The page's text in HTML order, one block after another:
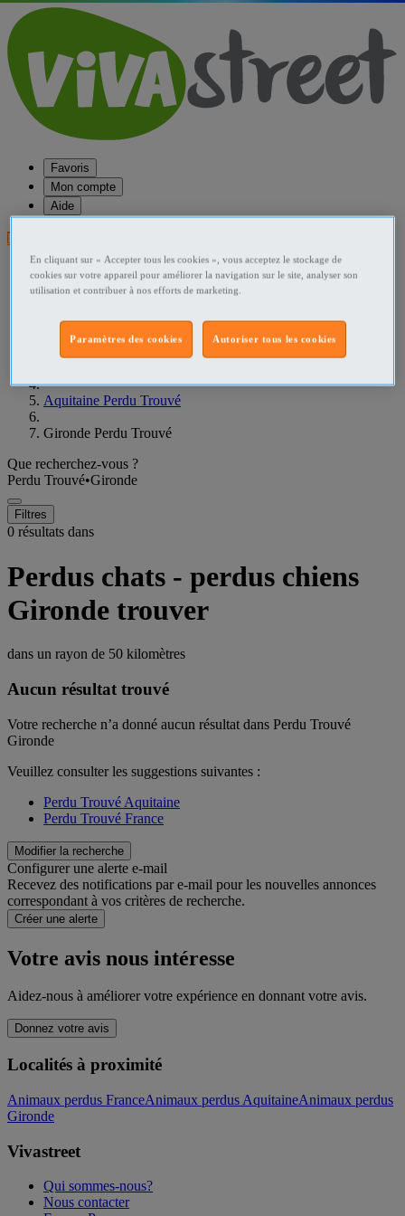
Favoris
Mon compte
Aide
Publier une annonce
Favoris
Publier une annonce
Accueil
Aquitaine Perdu Trouvé
Gironde Perdu Trouvé
Que recherchez-vous ?
Perdu Trouvé•Gironde
Filtres
0 résultats dans
Perdus chats - perdus chiens
Gironde trouver
dans un rayon de 50 kilomètres
Aucun résultat trouvé
Votre recherche n’a donné aucun résultat dans Perdu Trouvé
Gironde
Veuillez consulter les suggestions suivantes :
Perdu Trouvé Aquitaine
Perdu Trouvé France
Modifier la recherche
Configurer une alerte e-mail
Recevez des notifications par e-mail pour les nouvelles annonces
correspondant à vos critères de recherche.
Créer une alerte
Votre avis nous intéresse
Aidez-nous à améliorer votre expérience en donnant votre avis.
Donnez votre avis
Localités à proximité
Animaux perdus FranceAnimaux perdus AquitaineAnimaux perdus
Gironde
Vivastreet
Qui sommes-nous?
Nous contacter
En cliquant sur « Accepter tous les cookies », vous acceptez le stockage de
cookies sur votre appareil pour améliorer la navigation sur le site, analyser son
utilisation et contribuer à nos efforts de marketing.
Autoriser tous les cookies
Paramètres des cookies